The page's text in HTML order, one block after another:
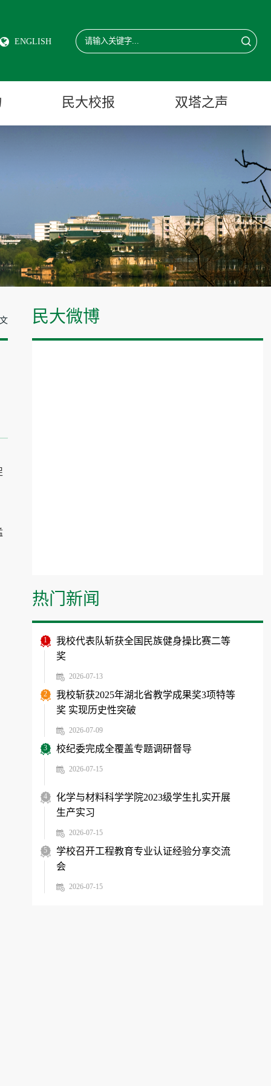
ENGLISH
民大校报 双塔之声
民大微博
热门新闻
1
我校代表队斩获全国民族健身操比赛二等
奖
2026-07-13
2
我校斩获2025年湖北省教学成果奖3项特等
奖 实现历史性突破
2026-07-09
3 校纪委完成全覆盖专题调研督导
2026-07-15
4
化学与材料科学学院2023级学生扎实开展
生产实习
2026-07-15
5
学校召开工程教育专业认证经验分享交流
会
2026-07-15